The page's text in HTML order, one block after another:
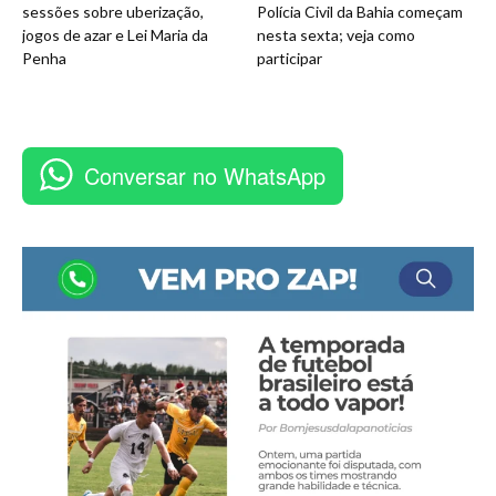
sessões sobre uberização,
jogos de azar e Lei Maria da
Penha
Polícia Civil da Bahia começam
nesta sexta; veja como
participar
Conversar no WhatsApp